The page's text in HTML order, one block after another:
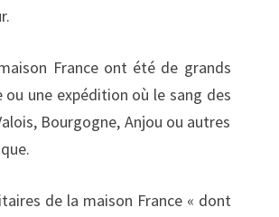
France ont été de grands
une expédition où le sang des
Bourgogne, Anjou ou autres
de la maison France « dont